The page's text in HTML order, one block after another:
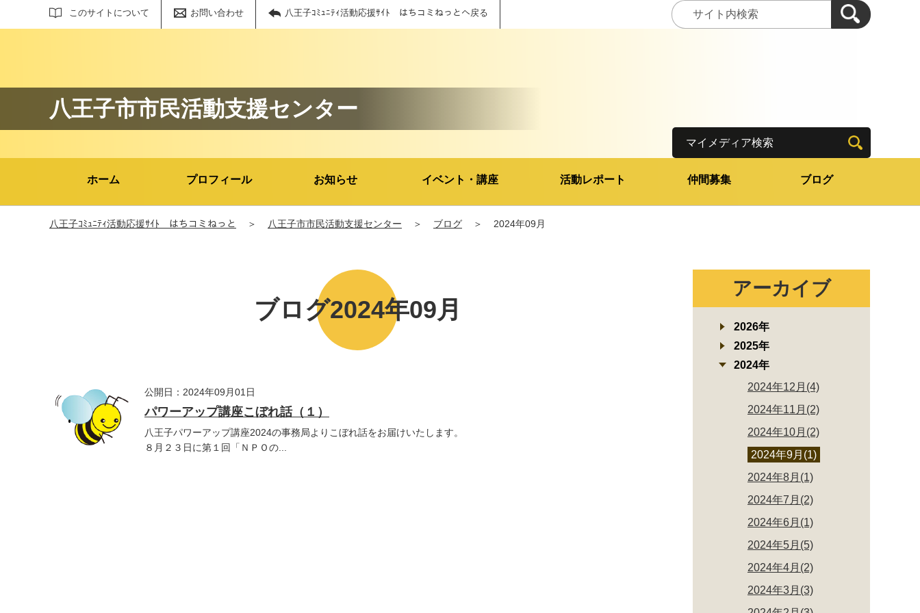
このサイトについて お問い合わせ 八王子ｺﾐｭﾆﾃｨ活動応援ｻｲﾄ はちコミねっとへ戻る
サイト内検索
八王子市市民活動支援センター
ホーム プロフィール お知らせ イベント・講座 活動レポート 仲間募集 ブログ
マイメディア検索
八王子ｺﾐｭﾆﾃｨ活動応援ｻｲﾄ はちコミねっと ＞ 八王子市市民活動支援センター ＞ ブログ ＞ 2024年09月
ブログ2024年09月
公開日：2024年09月01日
パワーアップ講座こぼれ話（１）
八王子パワーアップ講座2024の事務局よりこぼれ話をお届けいたします。
８月２３日に第１回「ＮＰＯの...
アーカイブ
2026年
2025年
2024年
2024年12月(4)
2024年11月(2)
2024年10月(2)
2024年9月(1)
2024年8月(1)
2024年7月(2)
2024年6月(1)
2024年5月(5)
2024年4月(2)
2024年3月(3)